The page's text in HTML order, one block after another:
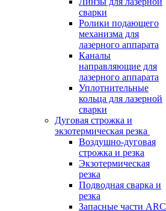
сварки
Ролики подающего
механизма для
лазерного аппарата
Каналы
направляющие для
лазерного аппарата
Уплотнительные
кольца для лазерной
сварки
Дуговая строжка и
экзотермическая резка
Воздушно-дуговая
строжка и резка
Экзотермическая
резка
Подводная сварка и
резка
Запасные части ARC